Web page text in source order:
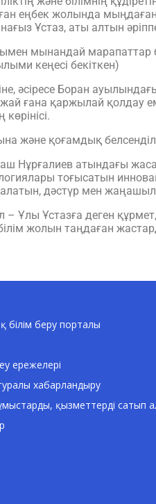
еңбек жолында
Ұстаз, аты алтын
мынандай
кеңесі бекіткен)
әсіресе Боран
жай ғана қаржылай
және қоғамдық
Нұрғалиев атындағы
тоғысатын
дәстүр мен
Ұстазға деген құрмет,
жолын таңдаған
беру порталы
ережелері
хабарландыру
қызметтерді сатып